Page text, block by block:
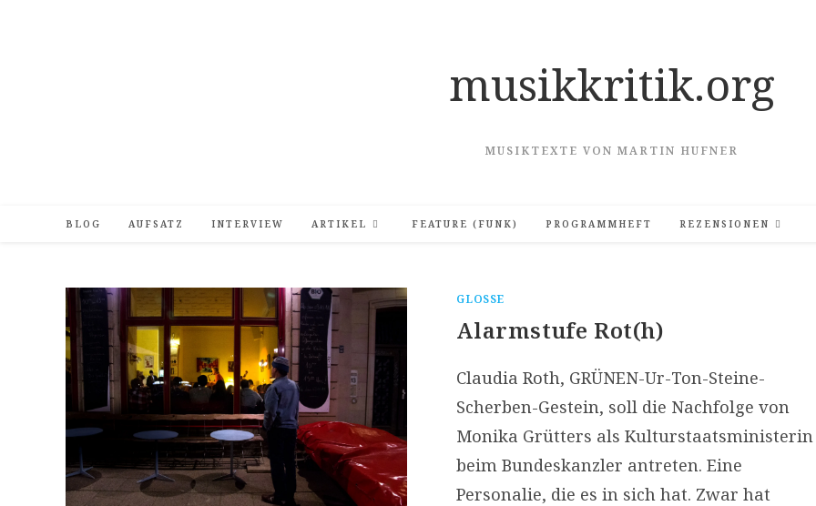
musikkritik.org
MUSIKTEXTE VON MARTIN HUFNER
BLOG AUFSATZ INTERVIEW ARTIKEL FEATURE (FUNK) PROGRAMMHEFT REZENSIONEN
GLOSSE
Alarmstufe Rot(h)
Claudia Roth, GRÜNEN-Ur-Ton-Steine-
Scherben-Gestein, soll die Nachfolge von
Monika Grütters als Kulturstaatsministerin
beim Bundeskanzler antreten. Eine
Personalie, die es in sich hat. Zwar hat